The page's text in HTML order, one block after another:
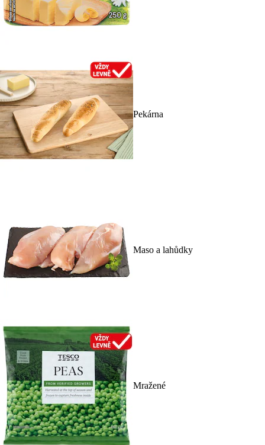
Pekárna
Maso a lahůdky
Mražené